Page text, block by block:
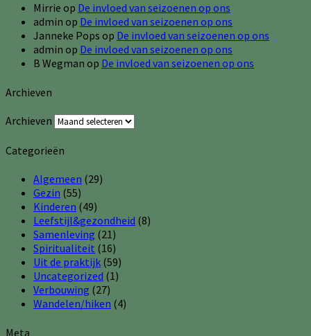
Mirrie op De invloed van seizoenen op ons
admin op De invloed van seizoenen op ons
Janneke Pops op De invloed van seizoenen op ons
admin op De invloed van seizoenen op ons
B Wegman op De invloed van seizoenen op ons
Archieven
Archieven
Categorieën
Algemeen (29)
Gezin (55)
Kinderen (49)
Leefstijl&gezondheid (8)
Samenleving (21)
Spiritualiteit (16)
Uit de praktijk (59)
Uncategorized (1)
Verbouwing (27)
Wandelen/hiken (4)
Meta